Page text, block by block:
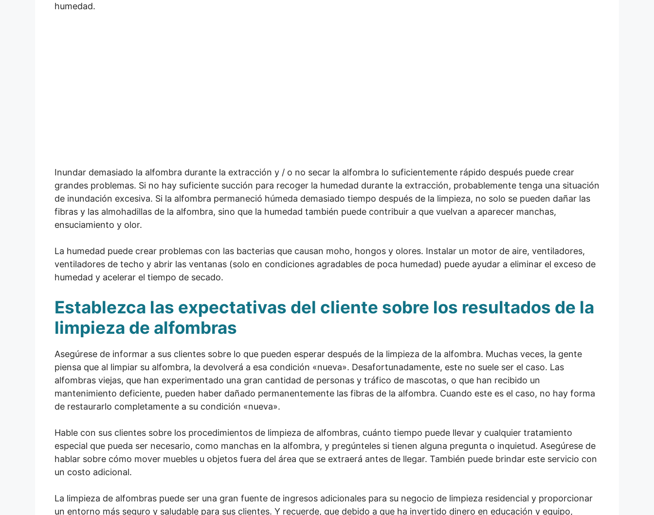
humedad.
Inundar demasiado la alfombra durante la extracción y / o no secar la alfombra lo suficientemente rápido después puede crear
grandes problemas. Si no hay suficiente succión para recoger la humedad durante la extracción, probablemente tenga una situación
de inundación excesiva. Si la alfombra permaneció húmeda demasiado tiempo después de la limpieza, no solo se pueden dañar las
fibras y las almohadillas de la alfombra, sino que la humedad también puede contribuir a que vuelvan a aparecer manchas,
ensuciamiento y olor.
La humedad puede crear problemas con las bacterias que causan moho, hongos y olores. Instalar un motor de aire, ventiladores,
ventiladores de techo y abrir las ventanas (solo en condiciones agradables de poca humedad) puede ayudar a eliminar el exceso de
humedad y acelerar el tiempo de secado.
Establezca las expectativas del cliente sobre los resultados de la
limpieza de alfombras
Asegúrese de informar a sus clientes sobre lo que pueden esperar después de la limpieza de la alfombra. Muchas veces, la gente
piensa que al limpiar su alfombra, la devolverá a esa condición «nueva». Desafortunadamente, este no suele ser el caso. Las
alfombras viejas, que han experimentado una gran cantidad de personas y tráfico de mascotas, o que han recibido un
mantenimiento deficiente, pueden haber dañado permanentemente las fibras de la alfombra. Cuando este es el caso, no hay forma
de restaurarlo completamente a su condición «nueva».
Hable con sus clientes sobre los procedimientos de limpieza de alfombras, cuánto tiempo puede llevar y cualquier tratamiento
especial que pueda ser necesario, como manchas en la alfombra, y pregúnteles si tienen alguna pregunta o inquietud. Asegúrese de
hablar sobre cómo mover muebles u objetos fuera del área que se extraerá antes de llegar. También puede brindar este servicio con
un costo adicional.
La limpieza de alfombras puede ser una gran fuente de ingresos adicionales para su negocio de limpieza residencial y proporcionar
un entorno más seguro y saludable para sus clientes. Y recuerde, que debido a que ha invertido dinero en educación y equipo,